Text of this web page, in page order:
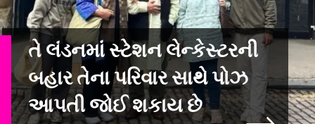
તે લંડનમાં સ્ટેશન લેન્કેસ્ટરની
બહાર તેના પરિવાર સાથે પોઝ
આપતી જોઈ શકાય છે